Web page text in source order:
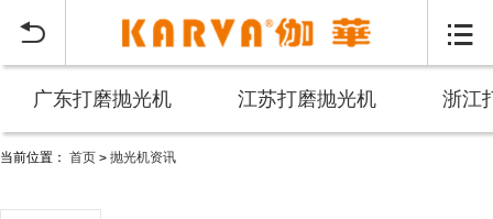
 
广东打磨抛光机 江苏打磨抛光机 浙江
当前位置： 首页 > 抛光机资讯